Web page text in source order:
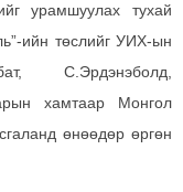
урамшуулах тухай
ийн төслийг УИХ-ын
С.Эрдэнэболд,
хамтаар Монгол
өнөөдөр өргөн